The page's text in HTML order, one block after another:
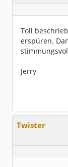
Toll
erspüren.
Jerry
Twister